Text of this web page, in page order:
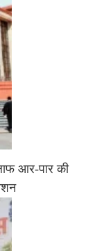
आर-पार की